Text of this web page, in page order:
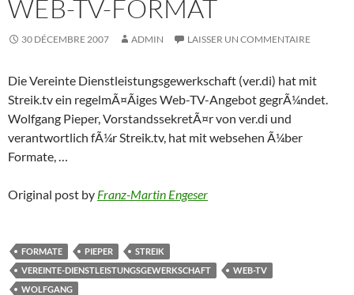
WEB-TV-FORMAT
30 DÉCEMBRE 2007 ADMIN LAISSER UN COMMENTAIRE
Die Vereinte Dienstleistungsgewerkschaft (ver.di) hat mit
Streik.tv ein regelmÃ¤Ãiges Web-TV-Angebot gegrÃ¼ndet.
Wolfgang Pieper, VorstandssekretÃ¤r von ver.di und
verantwortlich fÃ¼r Streik.tv, hat mit websehen Ã¼ber
Formate, …
Original post by Franz-Martin Engeser
FORMATE PIEPER
STREIK
VEREINTE-DIENSTLEISTUNGSGEWERKSCHAFT
WEB-TV
WOLFGANG